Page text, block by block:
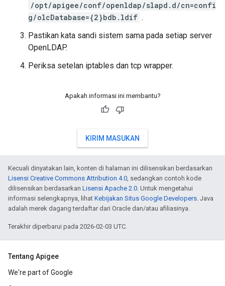
/opt/apigee/conf/openldap/slapd.d/cn=confi
g/olcDatabase={2}bdb.ldif .
Pastikan kata sandi sistem sama pada setiap server
OpenLDAP.
Periksa setelan iptables dan tcp wrapper.
Apakah informasi ini membantu?
KIRIM MASUKAN
Kecuali dinyatakan lain, konten di halaman ini dilisensikan berdasarkan
Lisensi Creative Commons Attribution 4.0, sedangkan contoh kode
dilisensikan berdasarkan Lisensi Apache 2.0. Untuk mengetahui
informasi selengkapnya, lihat Kebijakan Situs Google Developers. Java
adalah merek dagang terdaftar dari Oracle dan/atau afiliasinya.
Terakhir diperbarui pada 2026-02-03 UTC.
Tentang Apigee
We're part of Google